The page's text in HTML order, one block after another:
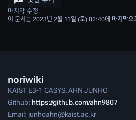
마지막 수정
이 문서는 2023년 2월 11일 (토) 02:40에 마지막으
noriwiki
KAIST E3-1 CASYS, AHN JUNHO
Github: https://github.com/ahn9807
Email: junhoahn@kaist.ac.kr